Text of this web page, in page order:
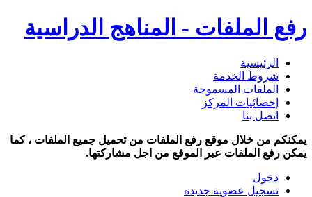
رفع الملفات - المناهج الدراسية
الرئيسية
شروط الخدمة
الملفات المسموحة
إحصائيات المركز
اتصل بنا
يمكنكم من خلال موقع رفع الملفات من تحميل جميع الملفات ، كما
يمكن رفع الملفات عبر الموقع من اجل مشاركتها.
دخول
تسجيل عضوية جديده